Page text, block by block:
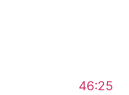
46:25